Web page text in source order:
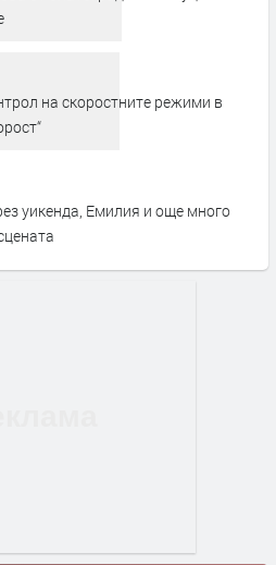
на скоростните режими в
уикенда, Емилия и още много